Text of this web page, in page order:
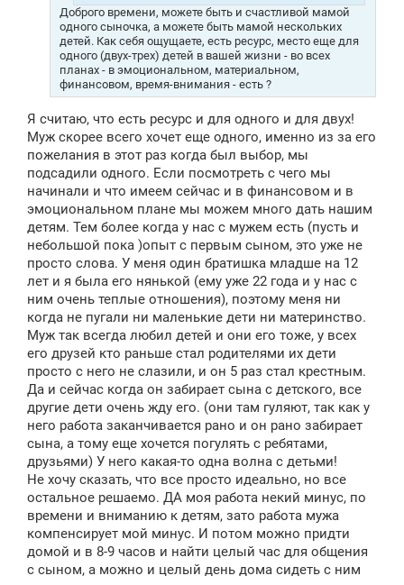
Доброго времени, можете быть и счастливой мамой
одного сыночка, а можете быть мамой нескольких
детей. Как себя ощущаете, есть ресурс, место еще для
одного (двух-трех) детей в вашей жизни - во всех
планах - в эмоциональном, материальном,
финансовом, время-внимания - есть ?
Я считаю, что есть ресурс и для одного и для двух!
Муж скорее всего хочет еще одного, именно из за его
пожелания в этот раз когда был выбор, мы
подсадили одного. Если посмотреть с чего мы
начинали и что имеем сейчас и в финансовом и в
эмоциональном плане мы можем много дать нашим
детям. Тем более когда у нас с мужем есть (пусть и
небольшой пока )опыт с первым сыном, это уже не
просто слова. У меня один братишка младше на 12
лет и я была его нянькой (ему уже 22 года и у нас с
ним очень теплые отношения), поэтому меня ни
когда не пугали ни маленькие дети ни материнство.
Муж так всегда любил детей и они его тоже, у всех
его друзей кто раньше стал родителями их дети
просто с него не слазили, и он 5 раз стал крестным.
Да и сейчас когда он забирает сына с детского, все
другие дети очень жду его. (они там гуляют, так как у
него работа заканчивается рано и он рано забирает
сына, а тому еще хочется погулять с ребятами,
друзьями) У него какая-то одна волна с детьми!
Не хочу сказать, что все просто идеально, но все
остальное решаемо. ДА моя работа некий минус, по
времени и вниманию к детям, зато работа мужа
компенсирует мой минус. И потом можно придти
домой и в 8-9 часов и найти целый час для общения
с сыном, а можно и целый день дома сидеть с ним